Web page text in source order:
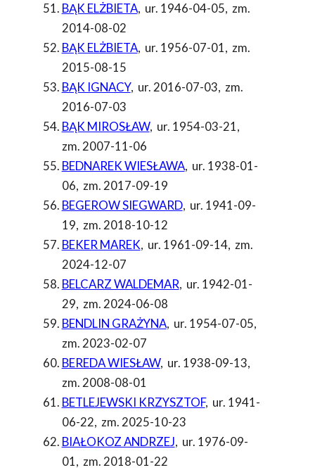
BĄK ELŻBIETA, ur. 1946-04-05, zm.
2014-08-02
BĄK ELŻBIETA, ur. 1956-07-01, zm.
2015-08-15
BĄK IGNACY, ur. 2016-07-03, zm.
2016-07-03
BĄK MIROSŁAW, ur. 1954-03-21,
zm. 2007-11-06
BEDNAREK WIESŁAWA, ur. 1938-01-
06, zm. 2017-09-19
BEGEROW SIEGWARD, ur. 1941-09-
19, zm. 2018-10-12
BEKER MAREK, ur. 1961-09-14, zm.
2024-12-07
BELCARZ WALDEMAR, ur. 1942-01-
29, zm. 2024-06-08
BENDLIN GRAŻYNA, ur. 1954-07-05,
zm. 2023-02-07
BEREDA WIESŁAW, ur. 1938-09-13,
zm. 2008-08-01
BETLEJEWSKI KRZYSZTOF, ur. 1941-
06-22, zm. 2025-10-23
BIAŁOKOZ ANDRZEJ, ur. 1976-09-
01, zm. 2018-01-22